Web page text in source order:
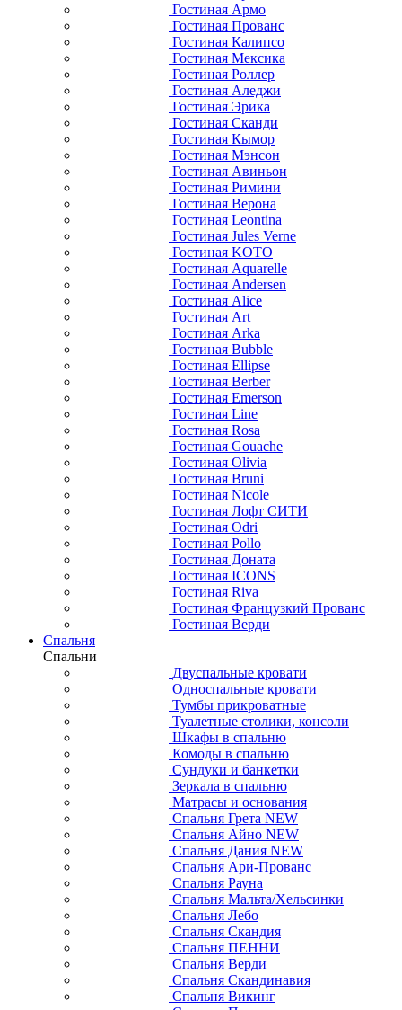
Гостиная Армо
Гостиная Прованс
Гостиная Калипсо
Гостиная Мексика
Гостиная Роллер
Гостиная Аледжи
Гостиная Эрика
Гостиная Сканди
Гостиная Кымор
Гостиная Мэнсон
Гостиная Авиньон
Гостиная Римини
Гостиная Верона
Гостиная Leontina
Гостиная Jules Verne
Гостиная KOTO
Гостиная Aquarelle
Гостиная Andersen
Гостиная Alice
Гостиная Art
Гостиная Arka
Гостиная Bubble
Гостиная Ellipse
Гостиная Berber
Гостиная Emerson
Гостиная Line
Гостиная Rosa
Гостиная Gouache
Гостиная Olivia
Гостиная Bruni
Гостиная Nicole
Гостиная Лофт СИТИ
Гостиная Odri
Гостиная Pollo
Гостиная Доната
Гостиная ICONS
Гостиная Riva
Гостиная Французкий Прованс
Гостиная Верди
Спальня
Спальни
Двуспальные кровати
Односпальные кровати
Тумбы прикроватные
Туалетные столики, консоли
Шкафы в спальню
Комоды в спальню
Сундуки и банкетки
Зеркала в спальню
Матрасы и основания
Спальня Грета NEW
Спальня Айно NEW
Спальня Дания NEW
Спальня Ари-Прованс
Спальня Рауна
Спальня Мальта/Хельсинки
Спальня Лебо
Спальня Скандия
Спальня ПЕННИ
Спальня Верди
Спальня Скандинавия
Спальня Викинг